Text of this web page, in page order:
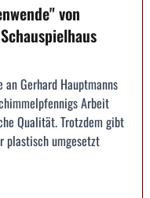
von
Gerhard Hauptmanns
Arbeit
Qualität. Trotzdem gibt
plastisch umgesetzt